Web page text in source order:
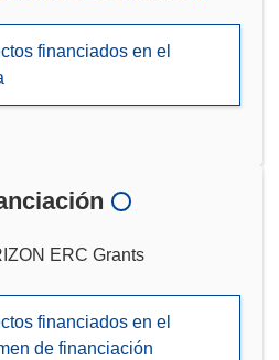
financiados en el
ERC Grants
financiados en el
de financiación